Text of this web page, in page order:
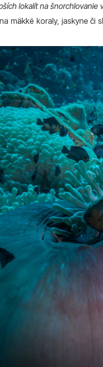
lokalít na šnorchlovanie
mäkké koraly, jaskyne či